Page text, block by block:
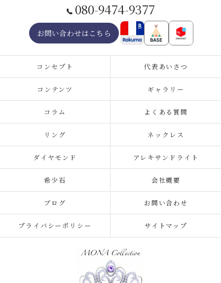
080-9474-9377
お問い合わせはこちら
コンセプト 代表あいさつ
コンテンツ ギャラリー
コラム よくある質問
リング ネックレス
ダイヤモンド アレキサンドライト
希少石 会社概要
ブログ お問い合わせ
プライバシーポリシー サイトマップ